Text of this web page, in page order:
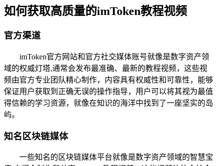
如何获取高质量的imToken教程视频
官方渠道
imToken官方网站和官方社交媒体账号就像是数字资产领
域的权威灯塔,通常会发布最准确、最新的教程视频，这些视
频由官方专业团队精心制作，内容具有权威性和可靠性，能够
保证用户获取到正确无误的操作指导，用户可以将其视为最值
得信赖的学习资源，就像在知识的海洋中找到了一座坚实的岛
屿。
知名区块链媒体
一些知名的区块链媒体平台就像是数字资产领域的智慧宝